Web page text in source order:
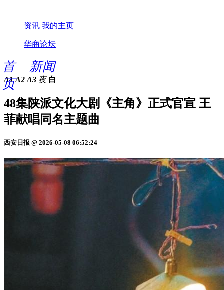
资讯 我的主页
华商论坛
首
页
新闻
A1 A2 A3 夜 白
48集陕派文化大剧《主角》正式官宣 王
菲献唱同名主题曲
西安日报 @ 2026-05-08 06:52:24